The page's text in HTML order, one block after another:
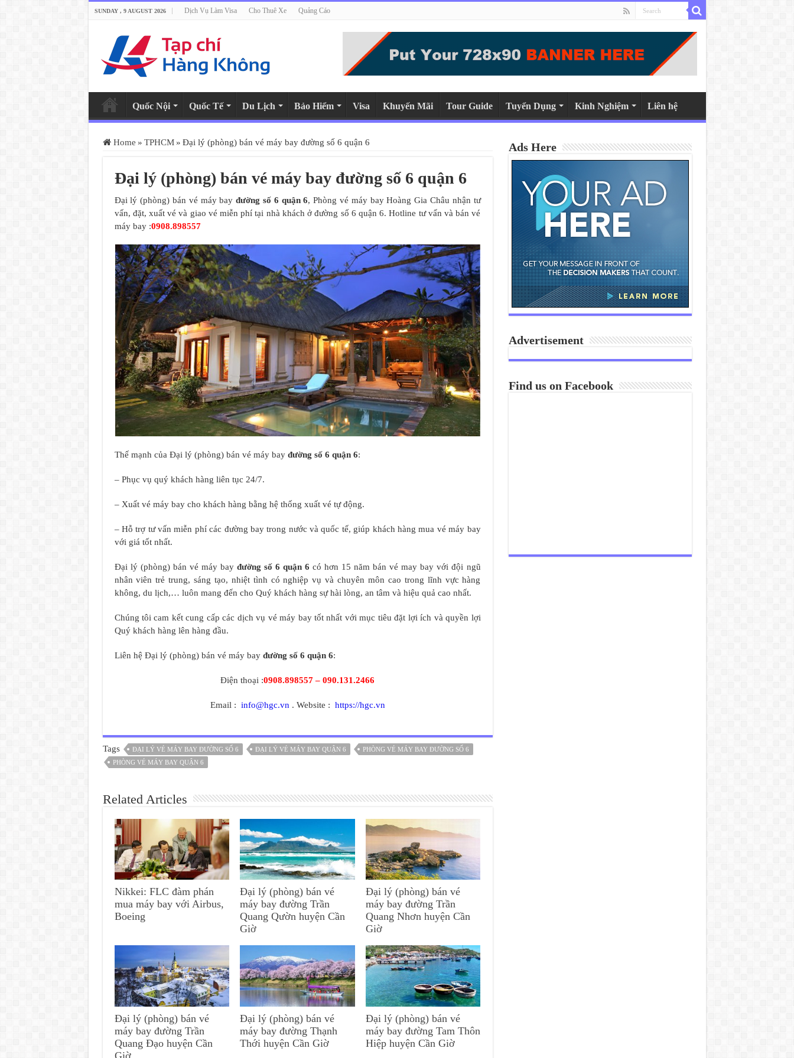
SUNDAY , 9 AUGUST 2026 Dịch Vụ Làm Visa Cho Thuê Xe Quảng Cáo
Quốc Nội Quốc Tế Du Lịch Bảo Hiểm Visa Khuyến Mãi Tour Guide Tuyển Dụng Kinh Nghiệm Liên hệ
Home » TPHCM » Đại lý (phòng) bán vé máy bay đường số 6 quận 6
Đại lý (phòng) bán vé máy bay đường số 6 quận 6
Đại lý (phòng) bán vé máy bayđường số 6 quận 6, Phòng vé máy bay Hoàng Gia Châu nhận tư
vấn, đặt, xuất vé và giao vé miễn phí tại nhà khách ở đường số 6 quận 6. Hotline tư vấn và bán vé
máy bay :0908.898557
Thế mạnh của Đại lý (phòng) bán vé máy bay đường số 6 quận 6:
– Phục vụ quý khách hàng liên tục 24/7.
– Xuất vé máy bay cho khách hàng bằng hệ thống xuất vé tự động.
– Hỗ trợ tư vấn miễn phí các đường bay trong nước và quốc tế, giúp khách hàng mua vé máy bay
với giá tốt nhất.
Đại lý (phòng) bán vé máy bay đường số 6 quận 6có hơn 15 năm bán vé may bay với đội ngũ
nhân viên trẻ trung, sáng tạo, nhiệt tình có nghiệp vụ và chuyên môn cao trong lĩnh vực hàng
không, du lịch,… luôn mang đến cho Quý khách hàng sự hài lòng, an tâm và hiệu quả cao nhất.
Chúng tôi cam kết cung cấp các dịch vụ vé máy bay tốt nhất với mục tiêu đặt lợi ích và quyền lợi
Quý khách hàng lên hàng đầu.
Liên hệ Đại lý (phòng) bán vé máy bay đường số 6 quận 6:
Điện thoại :0908.898557 – 090.131.2466
Email : info@hgc.vn . Website : https://hgc.vn
Tags ĐẠI LÝ VÉ MÁY BAY ĐƯỜNG SỐ 6 ĐẠI LÝ VÉ MÁY BAY QUẬN 6
PHÒNG VÉ MÁY BAY ĐƯỜNG SỐ 6
PHÒNG VÉ MÁY BAY QUẬN 6
Related Articles
Nikkei: FLC đàm phán
mua máy bay với Airbus,
Boeing
Đại lý (phòng) bán vé
máy bay đường Trần
Quang Qườn huyện Cần
Giờ
Đại lý (phòng) bán vé
máy bay đường Trần
Quang Nhơn huyện Cần
Giờ
Đại lý (phòng) bán vé
máy bay đường Trần
Quang Đạo huyện Cần
Giờ
Đại lý (phòng) bán vé
máy bay đường Thạnh
Thới huyện Cần Giờ
Đại lý (phòng) bán vé
máy bay đường Tam Thôn
Hiệp huyện Cần Giờ
Ads Here
Advertisement
Find us on Facebook